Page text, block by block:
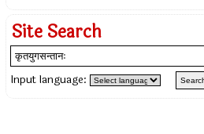
Site Search
Input language: